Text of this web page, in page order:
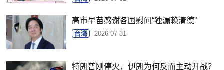
高市早苗感谢各国慰问“独漏赖清德”
台湾 2026-07-31
特朗普刚停火，伊朗为何反而主动开战？